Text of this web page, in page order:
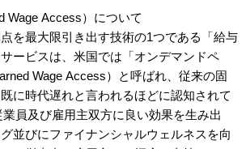
Wage Access）について
を最大限引き出す技術の1つである「給与
ービスは、米国では「オンデマンドペ
Wage Access）と呼ばれ、従来の固
に時代遅れと言われるほどに認知されて
員及び雇用主双方に良い効果を生み出
並びにファイナンシャルウェルネスを向